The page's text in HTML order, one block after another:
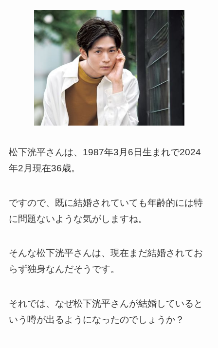
松下洸平さんは、1987年3月6日生まれで2024
年2月現在36歳。
ですので、既に結婚されていても年齢的には特
に問題ないような気がしますね。
そんな松下洸平さんは、現在まだ結婚されてお
らず独身なんだそうです。
それでは、なぜ松下洸平さんが結婚していると
いう噂が出るようになったのでしょうか？